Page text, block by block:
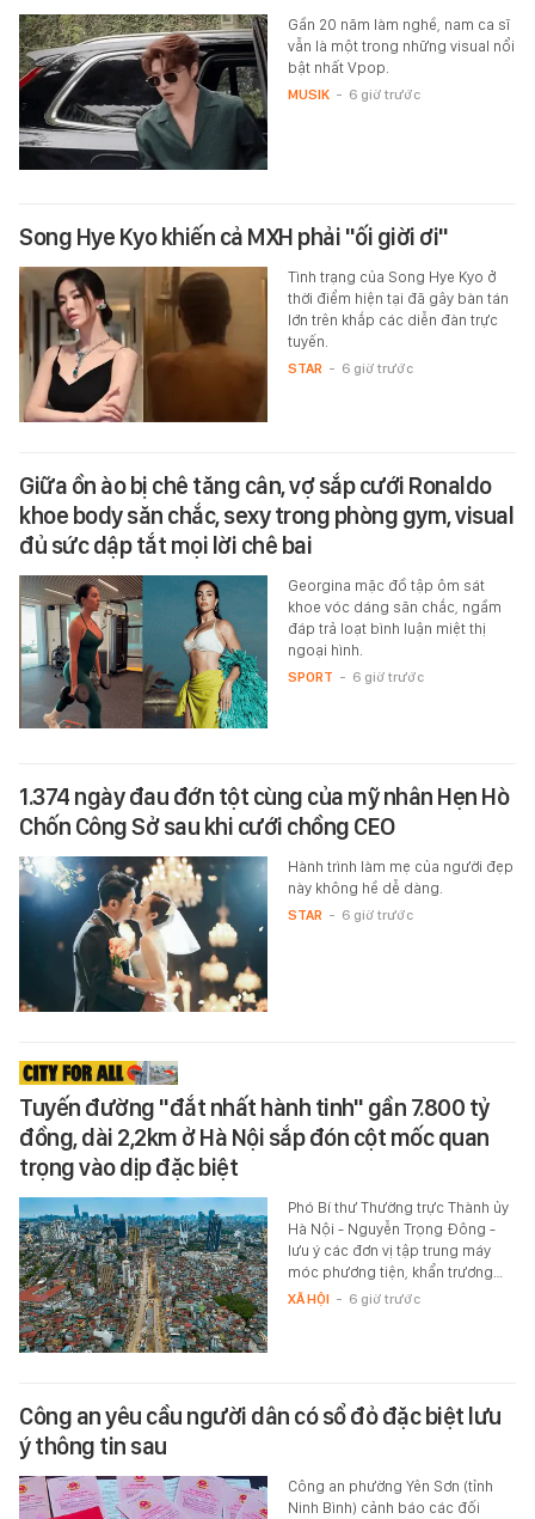
Gần 20 năm làm nghề, nam ca sĩ
vẫn là một trong những visual nổi
bật nhất Vpop.
MUSIK - 6 giờ trước
Song Hye Kyo khiến cả MXH phải "ối giời ơi"
Tình trạng của Song Hye Kyo ở
thời điểm hiện tại đã gây bàn tán
lớn trên khắp các diễn đàn trực
tuyến.
STAR - 6 giờ trước
Giữa ồn ào bị chê tăng cân, vợ sắp cưới Ronaldo
khoe body săn chắc, sexy trong phòng gym, visual
đủ sức dập tắt mọi lời chê bai
Georgina mặc đồ tập ôm sát
khoe vóc dáng săn chắc, ngầm
đáp trả loạt bình luận miệt thị
ngoại hình.
SPORT - 6 giờ trước
1.374 ngày đau đớn tột cùng của mỹ nhân Hẹn Hò
Chốn Công Sở sau khi cưới chồng CEO
Hành trình làm mẹ của người đẹp
này không hề dễ dàng.
STAR - 6 giờ trước
Tuyến đường "đắt nhất hành tinh" gần 7.800 tỷ
đồng, dài 2,2km ở Hà Nội sắp đón cột mốc quan
trọng vào dịp đặc biệt
Phó Bí thư Thường trực Thành ủy
Hà Nội - Nguyễn Trọng Đông -
lưu ý các đơn vị tập trung máy
móc phương tiện, khẩn trương…
XÃ HỘI - 6 giờ trước
Công an yêu cầu người dân có sổ đỏ đặc biệt lưu
ý thông tin sau
Công an phường Yên Sơn (tỉnh
Ninh Bình) cảnh báo các đối